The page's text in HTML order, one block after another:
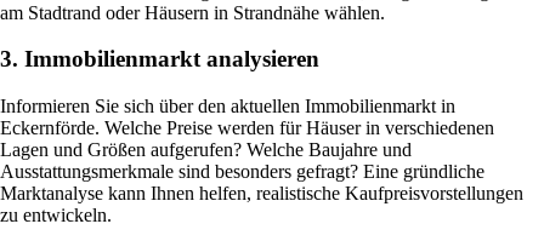
am Stadtrand oder Häusern in Strandnähe wählen.
3. Immobilienmarkt analysieren
Informieren Sie sich über den aktuellen Immobilienmarkt in
Eckernförde. Welche Preise werden für Häuser in verschiedenen
Lagen und Größen aufgerufen? Welche Baujahre und
Ausstattungsmerkmale sind besonders gefragt? Eine gründliche
Marktanalyse kann Ihnen helfen, realistische Kaufpreisvorstellungen
zu entwickeln.